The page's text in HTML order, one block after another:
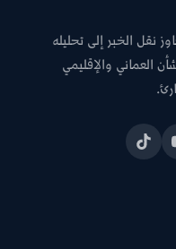
نقل الخبر إلى تحليله
العماني والإقليمي